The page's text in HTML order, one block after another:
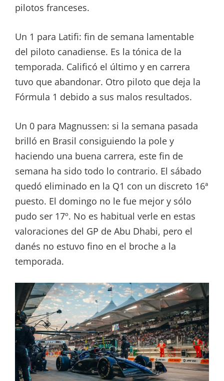
pilotos franceses.
Un 1 para Latifi: fin de semana lamentable
del piloto canadiense. Es la tónica de la
temporada. Calificó el último y en carrera
tuvo que abandonar. Otro piloto que deja la
Fórmula 1 debido a sus malos resultados.
Un 0 para Magnussen: si la semana pasada
brilló en Brasil consiguiendo la pole y
haciendo una buena carrera, este fin de
semana ha sido todo lo contrario. El sábado
quedó eliminado en la Q1 con un discreto 16ª
puesto. El domingo no le fue mejor y sólo
pudo ser 17º. No es habitual verle en estas
valoraciones del GP de Abu Dhabi, pero el
danés no estuvo fino en el broche a la
temporada.